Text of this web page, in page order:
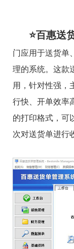
⭐百惠送
门应用于送货单
理的系统。这款
用，针对性强，
行快、开单效率
的打印格式，可
次对送货单进行